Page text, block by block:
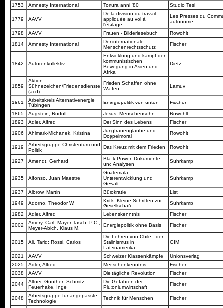
1753
Amnesty International Tortura anni '80 Studio Tesi
1779 AAVV
De la division du travail
appliquée au vol à
l'étalage
Les Presses du
autonome
1798 AAVV Frauen - Bilderlesebuch
Rowohlt
1814
Amnesty International
Der internationale
Menschenrechtsschutz
Fischer
1842 Autorenkollektiv
Entwicklung und kampf der
kommunistischen
Bewegung in Asien und
Afrika
Dietz
1859
Aktion
Sühnezeichen/Friedensdienste
(acd)
Frieden Schaffen ohne
Waffen
Lamuv
1861
Arbeitskreis Alternativenergie
Tübingen
Energiepolitik von unten Fischer
1865 Augstein, Rudolf Jesus, Menschensohn
Rowohlt
1893
Adler, Alfred Der Sinn des Lebens
Fischer
1906
Ahlmark-Michanek, Kristina
Jungfrauenglaube und
Doppelmoral
Rowohlt
1919
Arbeitsgruppe Christentum und
Politik
Das Kreuz mit dem Frieden Rowohlt
1927 Amendt, Gerhard
Black Power. Dokumente
und Analysen
Suhrkamp
1935 Alfonso, Juan Maestre
Guatemala,
Unterentwicklung und
Gewalt
Suhrkamp
1937 Albrow, Martin Bürokratie
List
1949
Adorno, Theodor W.
Kritik. Kleine Schriften zur
Gesellschaft
Suhrkamp
1982 Adler, Alfred Lebenskenntnis
Fischer
2002
Amery, Carl; Mayer-Tasch, P.C.;
Meyer-Abich, Klaus M.
Energiepolitik ohne Basis Fischer
2015 Ali, Tariq; Rossi, Carlos
Die Lehren von Chile - der
Stalinismus in
Lateinamerika
GIM
2021 AAVV Schweizer Klassenkämpfe
Unionsverlag
2025
Adler, Alfred Menschenkenntnis
Fischer
2038
AAVV Die tägliche Revolution
Fischer
2044
Altner, Günther; Schmitz-
Feuerhake, Inge
Die Gefahren der
Plutoniumwirtschaft
Fischer
2048
Arbeitsgruppe für angepasste
Technologie
Technik für Menschen Fischer